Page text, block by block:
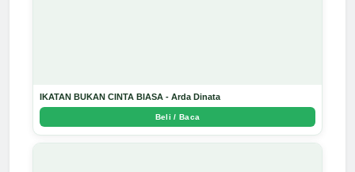
IKATAN BUKAN CINTA BIASA - Arda Dinata
Beli / Baca